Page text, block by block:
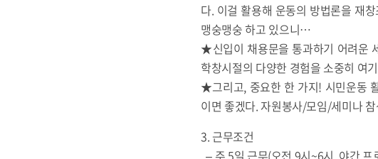
다. 이걸 활용해 운동의 방법론을 재
맹숭맹숭 하고 있으니…
★신입이 채용문을 통과하기 어려운
학창시절의 다양한 경험을 소중히 여
★그리고, 중요한 한 가지! 시민운동
이면 좋겠다. 자원봉사/모임/세미나
3. 근무조건
– 주 5일 근무(오전 9시~6시, 야간 프